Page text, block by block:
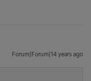
Forum|Forum|14 years ago